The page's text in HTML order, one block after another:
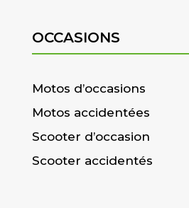
OCCASIONS
Motos d’occasions
Motos accidentées
Scooter d’occasion
Scooter accidentés